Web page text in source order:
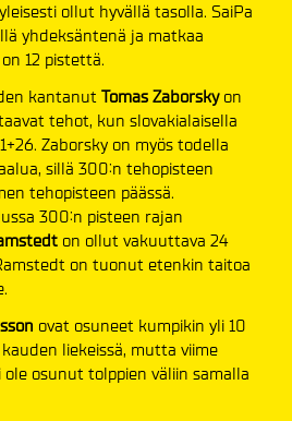
ollut hyvällä tasolla. SaiPa
yhdeksäntenä ja matkaa
12 pistettä.
kantanut Tomas Zaborsky on
tehot, kun slovakialaisella
Zaborsky on myös todella
sillä 300:n tehopisteen
tehopisteen päässä.
300:n pisteen rajan
on ollut vakuuttava 24
on tuonut etenkin taitoa
ovat osuneet kumpikin yli 10
liekeissä, mutta viime
osunut tolppien väliin samalla